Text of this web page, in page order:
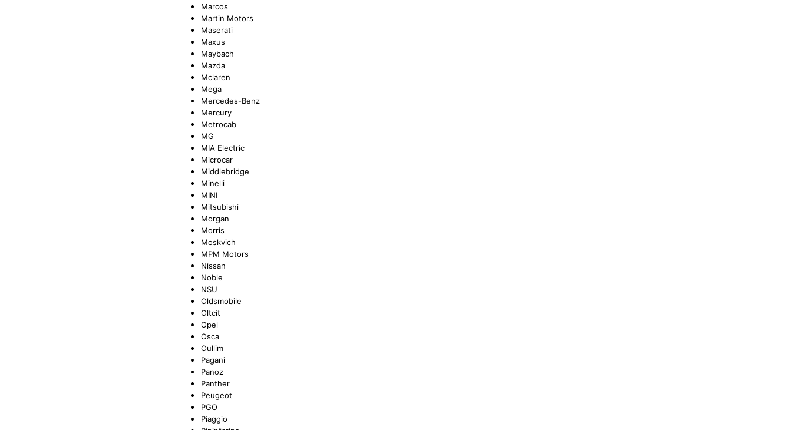
Marcos
Martin Motors
Maserati
Maxus
Maybach
Mazda
Mclaren
Mega
Mercedes-Benz
Mercury
Metrocab
MG
MIA Electric
Microcar
Middlebridge
Minelli
MINI
Mitsubishi
Morgan
Morris
Moskvich
MPM Motors
Nissan
Noble
NSU
Oldsmobile
Oltcit
Opel
Osca
Oullim
Pagani
Panoz
Panther
Peugeot
PGO
Piaggio